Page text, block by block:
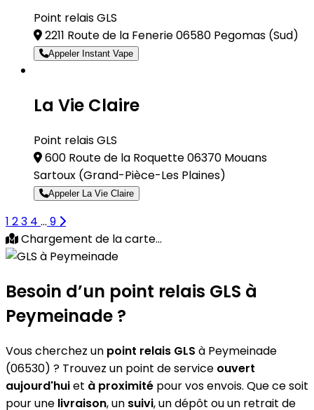
Point relais GLS
2211 Route de la Fenerie 06580 Pegomas (Sud)
Appeler Instant Vape
La Vie Claire
Point relais GLS
600 Route de la Roquette 06370 Mouans
Sartoux (Grand-Pièce-Les Plaines)
Appeler La Vie Claire
1 23 4 ... 9
Chargement de la carte...
Besoin d’un point relais GLS à
Peymeinade ?
Vous cherchez un point relais GLS à Peymeinade
(06530) ? Trouvez un point de service ouvert
aujourd'huiet à proximité pour vos envois. Que ce soit
pour une livraison, un suivi, un dépôt ou un retrait de